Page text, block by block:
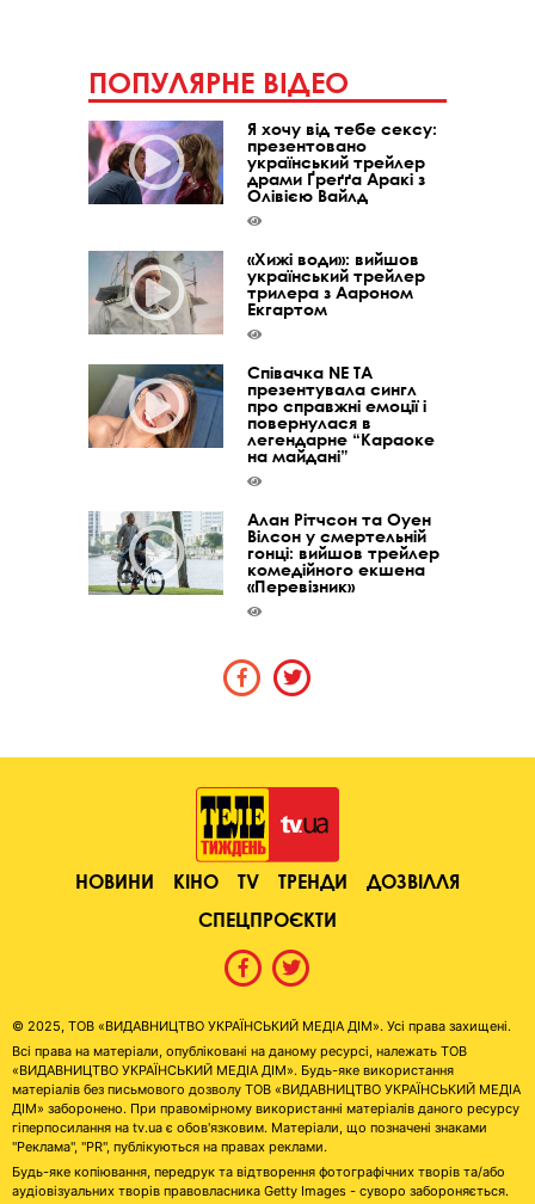
ПОПУЛЯРНЕ ВІДЕО
Я хочу від тебе сексу:
презентовано
український трейлер
драми Ґреґґа Аракі з
Олівією Вайлд
«Хижі води»: вийшов
український трейлер
трилера з Аароном
Екгартом
Співачка NE TA
презентувала сингл
про справжні емоції і
повернулася в
легендарне “Караоке
на майдані”
Алан Рітчсон та Оуен
Вілсон у смертельній
гонці: вийшов трейлер
комедійного екшена
«Перевізник»
НОВИНИ КІНО TV ТРЕНДИ
ДОЗВІЛЛЯ
СПЕЦПРОЄКТИ
© 2025, ТОВ «ВИДАВНИЦТВО УКРАЇНСЬКИЙ МЕДІА ДІМ». Усі права захищені.
Всі права на матеріали, опубліковані на даному ресурсі, належать ТОВ
«ВИДАВНИЦТВО УКРАЇНСЬКИЙ МЕДІА ДІМ». Будь-яке використання
матеріалів без письмового дозволу ТОВ «ВИДАВНИЦТВО УКРАЇНСЬКИЙ МЕДІА
ДІМ» заборонено. При правомірному використанні матеріалів даного ресурсу
гіперпосилання на tv.ua є обов'язковим. Матеріали, що позначені знаками
"Реклама", "PR", публікуються на правах реклами.
Будь-яке копіювання, передрук та відтворення фотографічних творів та/або
аудіовізуальних творів правовласника Getty Images - суворо забороняється.